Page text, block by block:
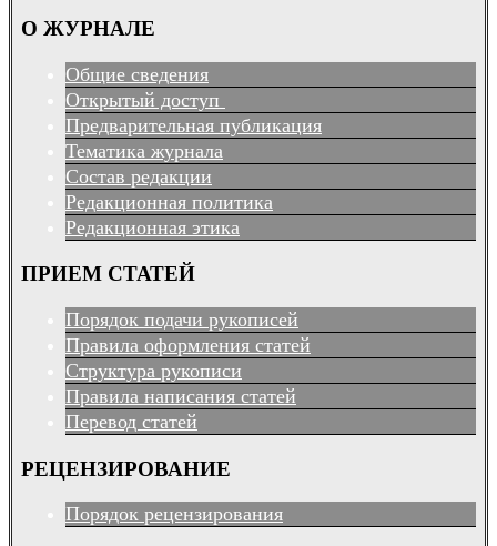
О ЖУРНАЛЕ
Общие сведения
Открытый доступ
Предварительная публикация
Тематика журнала
Состав редакции
Редакционная политика
Редакционная этика
ПРИЕМ СТАТЕЙ
Порядок подачи рукописей
Правила оформления статей
Структура рукописи
Правила написания статей
Перевод статей
РЕЦЕНЗИРОВАНИЕ
Порядок рецензирования